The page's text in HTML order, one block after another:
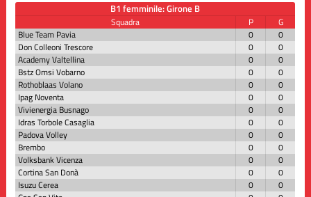
B1 femminile: Girone B
Squadra P
G
Blue Team Pavia
0
0
Don Colleoni Trescore
0
0
Academy Valtellina
0
0
Bstz Omsi Vobarno
0
0
Rothoblaas Volano
0
0
Ipag Noventa
0
0
Vivienergia Busnago
0
0
Idras Torbole Casaglia
0
0
Padova Volley
0
0
Brembo
0
0
Volksbank Vicenza
0
0
Cortina San Donà
0
0
Isuzu Cerea
0
0